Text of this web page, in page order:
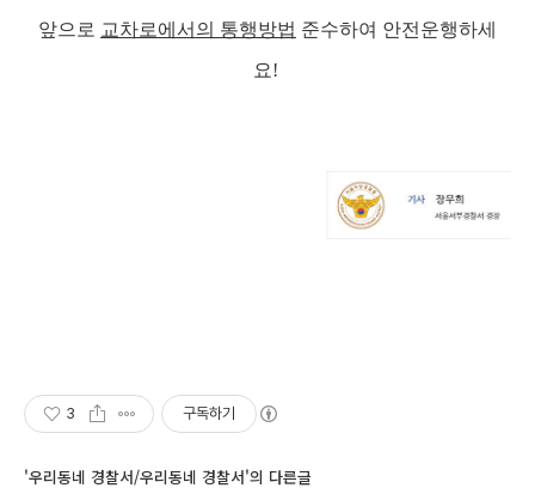
앞으로 교차로에서의 통행방법 준수하여 안전운행하세
요!
3 구독하기
'우리동네 경찰서/우리동네 경찰서'의 다른글